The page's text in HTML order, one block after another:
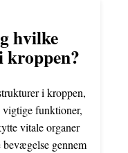
hvilke
i kroppen,
funktioner,
vitale organer
gennem